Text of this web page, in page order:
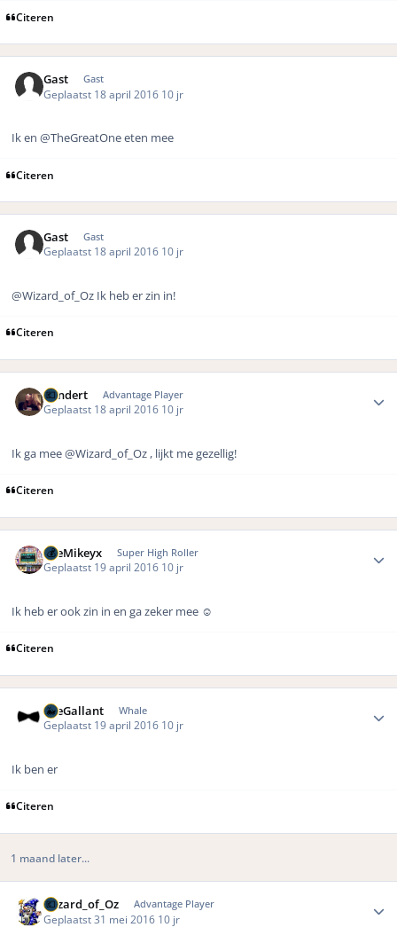
Citeren
Gast Gast
Geplaatst 18 april 2016 10 jr
Ik en @TheGreatOne eten mee
Citeren
Gast Gast
Geplaatst 18 april 2016 10 jr
@Wizard_of_Oz Ik heb er zin in!
Citeren
Vondert Advantage Player
Geplaatst 18 april 2016 10 jr
Ik ga mee@Wizard_of_Oz , lijkt me gezellig!
Citeren
TheMikeyx Super High Roller
Geplaatst 19 april 2016 10 jr
Ik heb er ook zin in en ga zeker mee ☺️
Citeren
TheGallant Whale
Geplaatst 19 april 2016 10 jr
Ik ben er
Citeren
1 maand later...
Wizard_of_Oz Advantage Player
Geplaatst 31 mei 2016 10 jr